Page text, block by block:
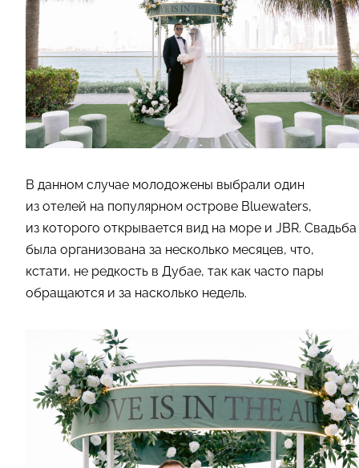
В данном случае молодожены выбрали один
из отелей на популярном острове Bluewaters,
из которого открывается вид на море и JBR. Cвадьба
была организована за несколько месяцев, что,
кстати, не редкость в Дубае, так как часто пары
обращаются и за насколько недель.